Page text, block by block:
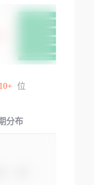
10+ 位
分布